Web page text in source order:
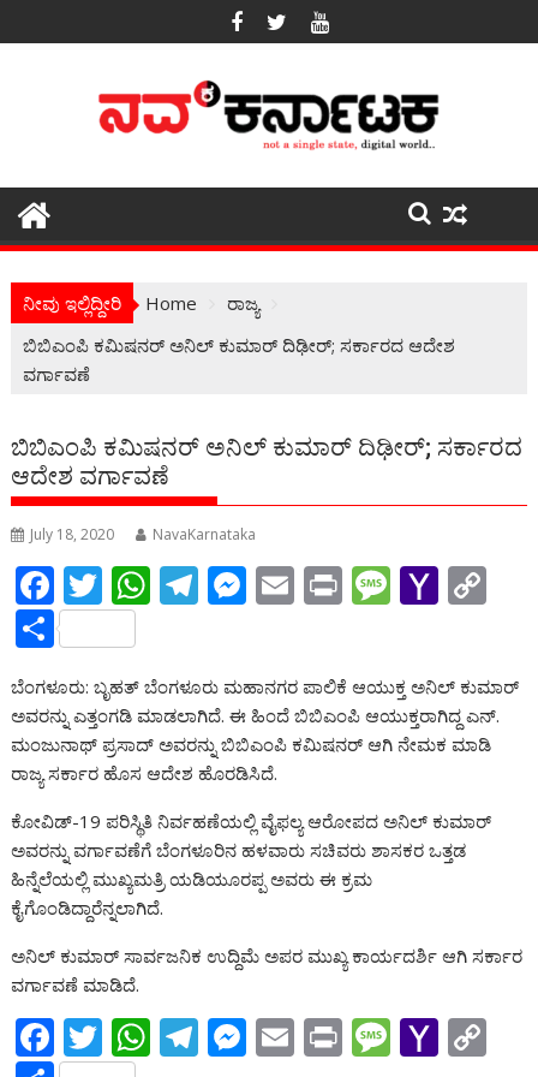
to
ನೀವು ಇಲ್ಲಿದ್ದೀರಿ Home
ರಾಜ್ಯ
ಬಿಬಿಎಂಪಿ ಕಮಿಷನರ್ ಅನಿಲ್ ಕುಮಾರ್ ದಿಢೀರ್; ಸರ್ಕಾರದ ಆದೇಶ
ವರ್ಗಾವಣೆ
ಬಿಬಿಎಂಪಿ ಕಮಿಷನರ್ ಅನಿಲ್ ಕುಮಾರ್ ದಿಢೀರ್; ಸರ್ಕಾರದ
ಆದೇಶ ವರ್ಗಾವಣೆ
July 18, 2020 NavaKarnataka
F
ac
e
b
o
o
k
T
w
itt
er
W
s
A
p
p
T
gr
a
m
M
e
n
g
er
E
l
Pr M
a
g
Y
o
o
ai
l
y
Li
k
S
h
ar
e
ಬೆಂಗಳೂರು: ಬೃಹತ್ ಬೆಂಗಳೂರು ಮಹಾನಗರ ಪಾಲಿಕೆ ಆಯುಕ್ತ ಅನಿಲ್ ಕುಮಾರ್
ಅವರನ್ನು ಎತ್ತಂಗಡಿ ಮಾಡಲಾಗಿದೆ. ಈ ಹಿಂದೆ ಬಿಬಿಎಂಪಿ ಆಯುಕ್ತರಾಗಿದ್ದ ಎನ್.
ಮಂಜುನಾಥ್ ಪ್ರಸಾದ್ ಅವರನ್ನು ಬಿಬಿಎಂಪಿ ಕಮಿಷನರ್ ಆಗಿ ನೇಮಕ ಮಾಡಿ
ರಾಜ್ಯ ಸರ್ಕಾರ ಹೊಸ ಆದೇಶ ಹೊರಡಿಸಿದೆ.
ಕೋವಿಡ್-19 ಪರಿಸ್ಥಿತಿ ನಿರ್ವಹಣೆಯಲ್ಲಿ ವೈಫಲ್ಯ ಆರೋಪದ ಅನಿಲ್ ಕುಮಾರ್
ಅವರನ್ನು ವರ್ಗಾವಣೆಗೆ ಬೆಂಗಳೂರಿನ ಹಳವಾರು ಸಚಿವರು ಶಾಸಕರ ಒತ್ತಡ
ಹಿನ್ನೆಲೆಯಲ್ಲಿ ಮುಖ್ಯಮತ್ರಿ ಯಡಿಯೂರಪ್ಪ ಅವರು ಈ ಕ್ರಮ
ಕೈಗೊಂಡಿದ್ದಾರೆನ್ನಲಾಗಿದೆ.
ಅನಿಲ್ ಕುಮಾರ್ ಸಾರ್ವಜನಿಕ ಉದ್ದಿಮೆ ಅಪರ ಮುಖ್ಯ ಕಾರ್ಯದರ್ಶಿ ಆಗಿ ಸರ್ಕಾರ
ವರ್ಗಾವಣೆ ಮಾಡಿದೆ.
F T W T M E Pr M Y